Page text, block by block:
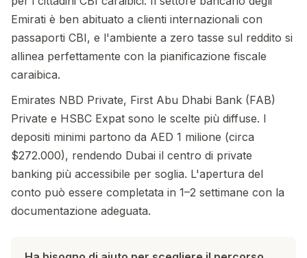
Emirati è ben abituato a clienti internazionali con
passaporti CBI, e l'ambiente a zero tasse sul reddito si
allinea perfettamente con la pianificazione fiscale
caraibica.
Emirates NBD Private, First Abu Dhabi Bank (FAB)
Private e HSBC Expat sono le scelte più diffuse. I
depositi minimi partono da AED 1 milione (circa
$272.000), rendendo Dubai il centro di private
banking più accessibile per soglia. L'apertura del
conto può essere completata in 1–2 settimane con la
documentazione adeguata.